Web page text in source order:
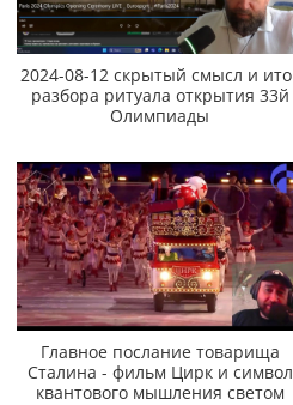
2024-08-12 скрытый смысл и
разбора ритуала открытия 33й
Олимпиады
Главное послание товарища
Сталина - фильм Цирк и символ
квантового мышления светом